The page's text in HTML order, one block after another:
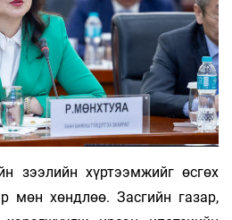
зээлийн хүртээмжийг өсгөх
мөн хөндлөө. Засгийн газар,